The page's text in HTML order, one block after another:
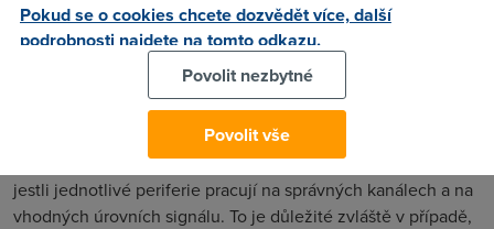
podporuje obě spektra, takže je vhodný pro systémy 802.11
a/b/g. Pokud si tento výrobek koupíme od jiných firem než
Cognio, dostaneme prakticky identický systém, lišící se
pouze použitým softwarem. Z hlediska funkčnosti jsou
Vedle obyčejných interferencí je vhodné kontrolovat i to,
jestli jednotlivé periferie pracují na správných kanálech a na
vhodných úrovních signálu. To je důležité zvláště v případě,
Pokud se o cookies chcete dozvědět více, další
podrobnosti najdete na tomto odkazu.
Povolit nezbytné
Povolit vše